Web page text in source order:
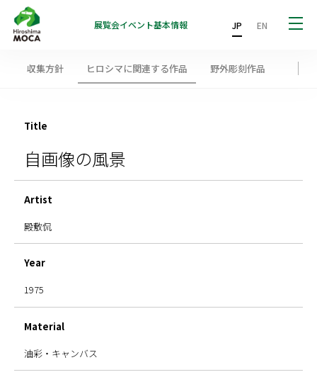
展覧会イベント基本情報 JP EN
収集方針 ヒロシマに関連する作品 野外彫刻作品
Title
自画像の風景
Artist
殿敷侃
Year
1975
Material
油彩・キャンバス